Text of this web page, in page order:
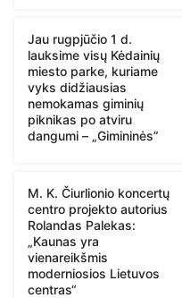
Jau rugpjūčio 1 d.
lauksime visų Kėdainių
miesto parke, kuriame
vyks didžiausias
nemokamas giminių
piknikas po atviru
dangumi – „Gimininės”
M. K. Čiurlionio koncertų
centro projekto autorius
Rolandas Palekas:
„Kaunas yra
vienareikšmis
moderniosios Lietuvos
centras“